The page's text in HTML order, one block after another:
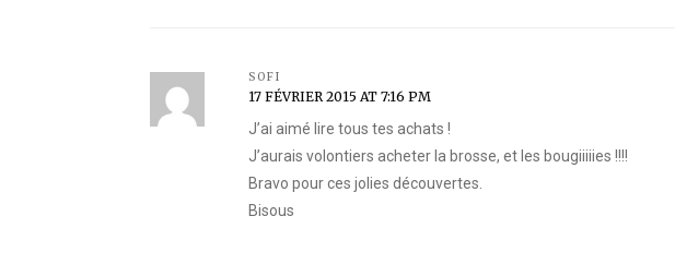
SOFI
17 FÉVRIER 2015 AT 7:16 PM
J’ai aimé lire tous tes achats !
J’aurais volontiers acheter la brosse, et les bougiiiiies !!!!
Bravo pour ces jolies découvertes.
Bisous